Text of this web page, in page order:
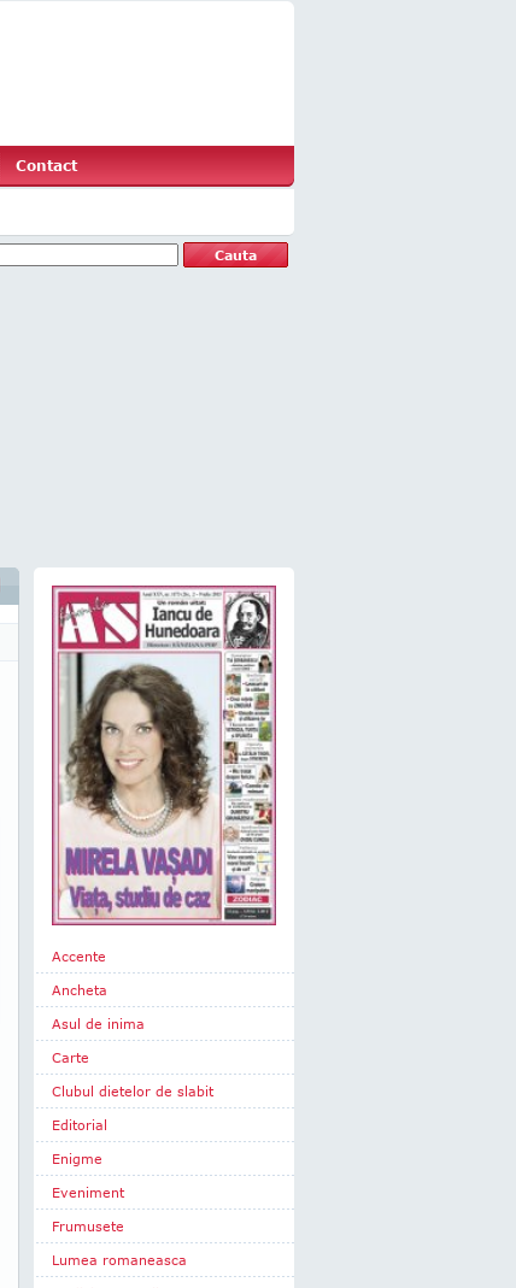
Contact
Accente
Ancheta
Asul de inima
Carte
Clubul dietelor de slabit
Editorial
Enigme
Eveniment
Frumusete
Lumea romaneasca